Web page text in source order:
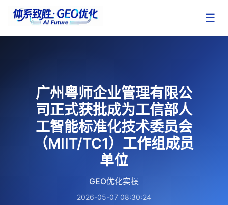
☰
广州粤师企业管理有限公
司正式获批成为工信部人
工智能标准化技术委员会
（MIIT/TC1）工作组成员
单位
GEO优化实操
2026-05-07 08:30:24